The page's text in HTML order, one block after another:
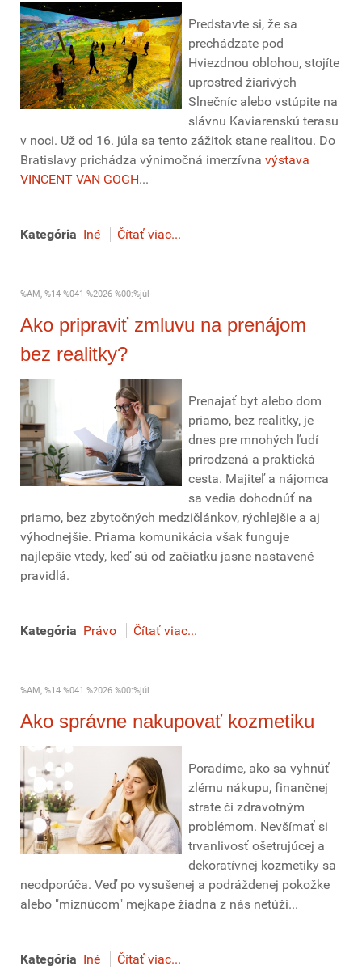
Predstavte si, že sa
prechádzate pod
Hviezdnou oblohou, stojíte
uprostred žiarivých
Slnečníc alebo vstúpite na
slávnu Kaviarenskú terasu
v noci. Už od 16. júla sa tento zážitok stane realitou. Do
Bratislavy prichádza výnimočná imerzívna výstava
VINCENT VAN GOGH...
Kategória Iné Čítať viac...
%AM, %14 %041 %2026 %00:%júl
Ako pripraviť zmluvu na prenájom
bez realitky?
Prenajať byt alebo dom
priamo, bez realitky, je
dnes pre mnohých ľudí
prirodzená a praktická
cesta. Majiteľ a nájomca
sa vedia dohodnúť na
priamo, bez zbytočných medzičlánkov, rýchlejšie a aj
výhodnejšie. Priama komunikácia však funguje
najlepšie vtedy, keď sú od začiatku jasne nastavené
pravidlá.
Kategória Právo Čítať viac...
%AM, %14 %041 %2026 %00:%júl
Ako správne nakupovať kozmetiku
Poradíme, ako sa vyhnúť
zlému nákupu, finančnej
strate či zdravotným
problémom. Nevšímať si
trvanlivosť ošetrujúcej a
dekoratívnej kozmetiky sa
neodporúča. Veď po vysušenej a podráždenej pokožke
alebo "miznúcom" mejkape žiadna z nás netúži...
Kategória Iné Čítať viac...